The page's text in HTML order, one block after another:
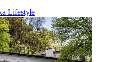
Lifestyle